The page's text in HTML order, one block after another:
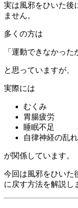
実は風邪をひいた後
ません。
多くの方は
「運動できなかった
と思っていますが、
実際には
むくみ
胃腸疲労
睡眠不足
自律神経の乱れ
が関係しています。
今回は風邪をひいた
に戻す方法を解説し